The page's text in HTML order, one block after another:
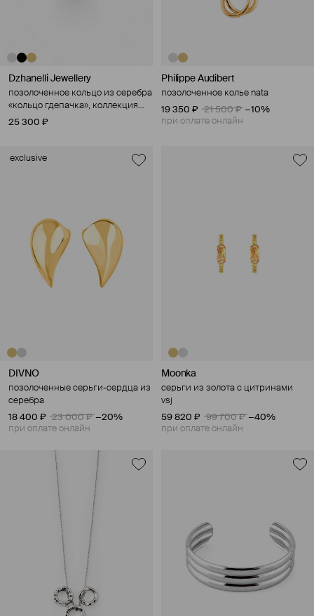
Dzhanelli Jewellery
позолоченное кольцо из серебра
«кольцо гдепачка», коллекция
gdepachka
25 300 ₽
Philippe Audibert
позолоченное колье nata
19 350 ₽
21 500 ₽ −10%
при оплате онлайн
exclusive
DIVNO
позолоченные серьги-сердца из
серебра
18 400 ₽
23 000 ₽ −20%
при оплате онлайн
Moonka
серьги из золота с цитринами
vsj
59 820 ₽
99 700 ₽ −40%
при оплате онлайн